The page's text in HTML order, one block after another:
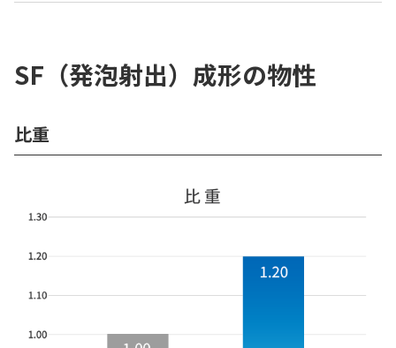
SF（発泡射出）成形の物性
比重